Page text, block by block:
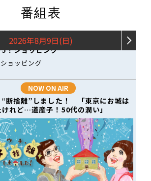
番組表